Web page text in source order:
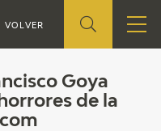
Goya
de la
EXPOSICIONES Los
VOLVER